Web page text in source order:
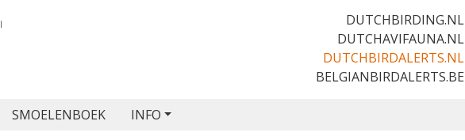
DUTCHBIRDING.NL
DUTCHAVIFAUNA.NL
DUTCHBIRDALERTS.NL
BELGIANBIRDALERTS.BE
SMOELENBOEK INFO